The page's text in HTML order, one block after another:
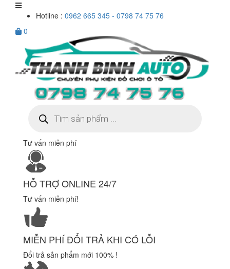
Hotline : 0962 665 345 - 0798 74 75 76
0
kiếm
sản
Tư vấn miễn phí
HỖ TRỢ ONLINE 24/7
Tư vấn miễn phí!
MIỄN PHÍ ĐỔI TRẢ KHI CÓ LỖI
Đổi trả sản phẩm mới 100% !